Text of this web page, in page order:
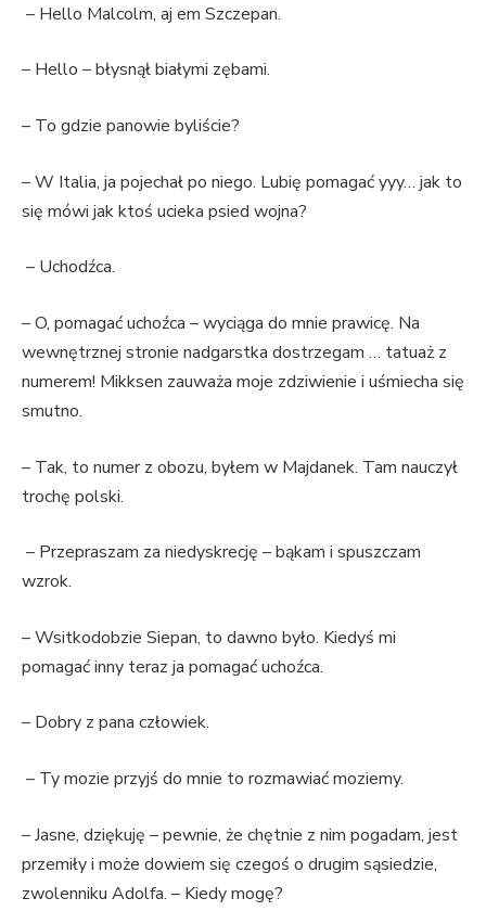
– Hello Malcolm, aj em Szczepan.
– Hello – błysnął białymi zębami.
– To gdzie panowie byliście?
– W Italia, ja pojechał po niego. Lubię pomagać yyy… jak to
się mówi jak ktoś ucieka psied wojna?
– Uchodźca.
– O, pomagać uchoźca – wyciąga do mnie prawicę. Na
wewnętrznej stronie nadgarstka dostrzegam … tatuaż z
numerem! Mikksen zauważa moje zdziwienie i uśmiecha się
smutno.
– Tak, to numer z obozu, byłem w Majdanek. Tam nauczył
trochę polski.
– Przepraszam za niedyskrecję – bąkam i spuszczam
wzrok.
– Wsitkodobzie Siepan, to dawno było. Kiedyś mi
pomagać inny teraz ja pomagać uchoźca.
– Dobry z pana człowiek.
– Ty mozie przyjś do mnie to rozmawiać moziemy.
– Jasne, dziękuję – pewnie, że chętnie z nim pogadam, jest
przemiły i może dowiem się czegoś o drugim sąsiedzie,
zwolenniku Adolfa. – Kiedy mogę?